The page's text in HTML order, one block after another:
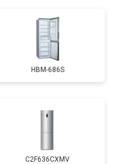
HBM-686S
C2F636CXMV